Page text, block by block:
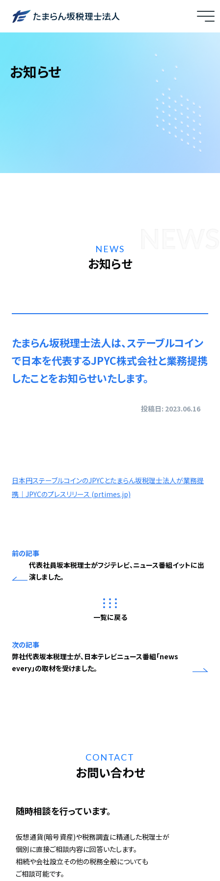
メ
ニ
お知らせ
NEWS
お知らせ
たまらん坂税理士法人は、ステーブルコイン
で日本を代表するJPYC株式会社と業務提携
したことをお知らせいたします。
投稿日: 2023.06.16
日本円ステーブルコインのJPYCとたまらん坂税理士法人が業務提
携｜JPYCのプレスリリース (prtimes.jp)
前の記事
代表社員坂本税理士がフジテレビ、ニュース番組イットに出
演しました。
一覧に戻る
次の記事
弊社代表坂本税理士が、日本テレビニュース番組「news
every」の取材を受けました。
CONTACT
お問い合わせ
随時相談を行っています。
仮想通貨(暗号資産)や税務調査に精通した税理士が
個別に直接ご相談内容に回答いたします。
相続や会社設立その他の税務全般についても
ご相談可能です。